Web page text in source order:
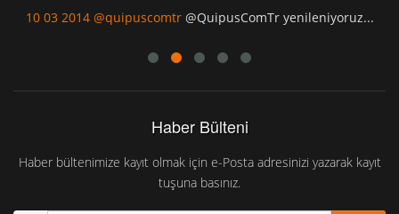
10 03 2014 @quipuscomtr @QuipusComTr yenileniyoruz...
Haber Bülteni
Haber bültenimize kayıt olmak için e-Posta adresinizi yazarak kayıt
tuşuna basınız.